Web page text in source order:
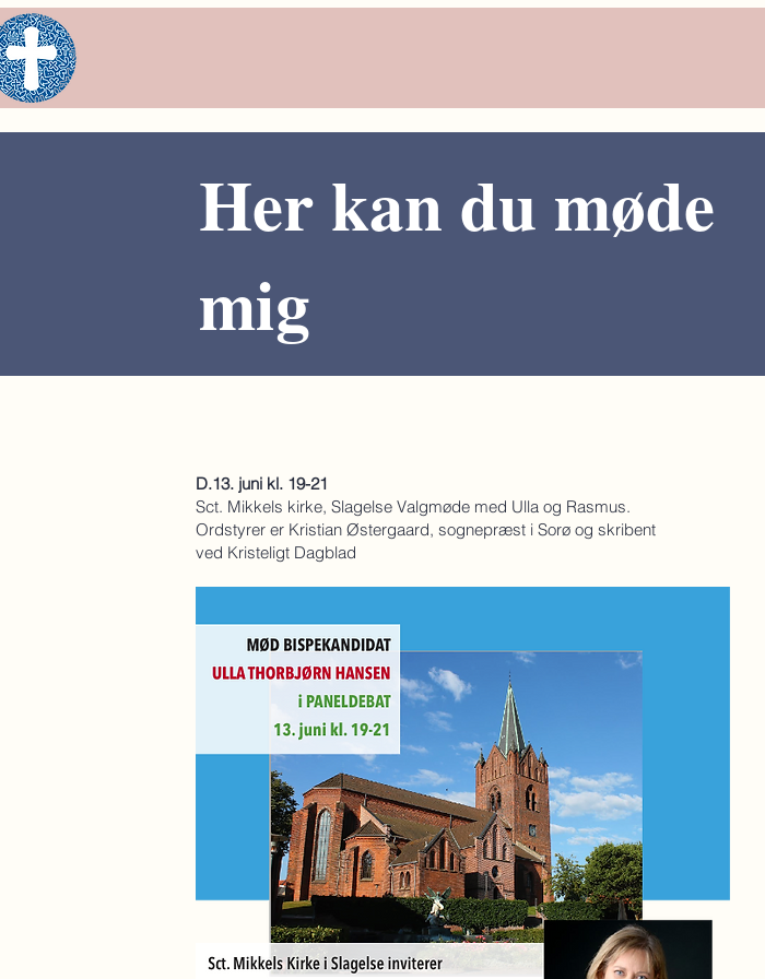
Her kan du møde
mig
D.13. juni kl. 19-21
Sct. Mikkels kirke, Slagelse Valgmøde med Ulla og Rasmus.
Ordstyrer er Kristian Østergaard, sognepræst i Sorø og skribent
ved Kristeligt Dagblad